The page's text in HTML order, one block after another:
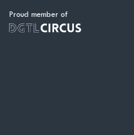
Proud member of